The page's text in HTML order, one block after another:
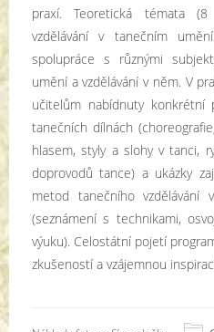
praxí. Teoretická témata
vzdělávání v tanečním
spolupráce s různými
umění a vzdělávání v něm. V
učitelům nabídnuty konkrétní
tanečních dílnách
hlasem, styly a slohy v tanci,
doprovodů tance) a ukázky
metod tanečního vzdělávání
(seznámení s technikami,
výuku). Celostátní pojetí
zkušeností a vzájemnou